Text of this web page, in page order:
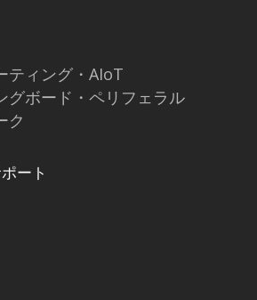
ティング・AIoT
グボード・ペリフェラル
ク
ート